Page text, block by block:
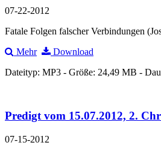
07-22-2012
Fatale Folgen falscher Verbindungen
Mehr
Download
Dateityp: MP3 - Größe: 24,49 MB -
Predigt vom 15.07.2012, 2.
07-15-2012